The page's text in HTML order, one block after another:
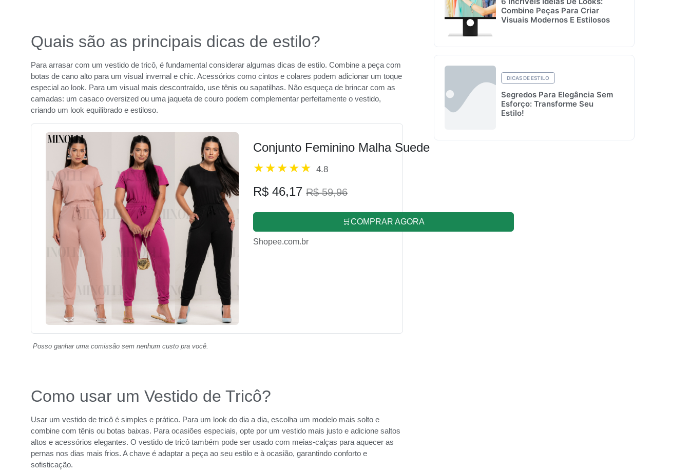
Quais são as principais dicas de estilo?
Para arrasar com um vestido de tricô, é fundamental considerar algumas dicas de estilo. Combine a peça com
botas de cano alto para um visual invernal e chic. Acessórios como cintos e colares podem adicionar um toque
especial ao look. Para um visual mais descontraído, use tênis ou sapatilhas. Não esqueça de brincar com as
camadas: um casaco oversized ou uma jaqueta de couro podem complementar perfeitamente o vestido,
criando um look equilibrado e estiloso.
Conjunto Feminino Malha Suede
4.8
R$ 46,17 R$ 59,96
🛒COMPRAR AGORA
Shopee.com.br
Posso ganhar uma comissão sem nenhum custo pra você.
Como usar um Vestido de Tricô?
Usar um vestido de tricô é simples e prático. Para um look do dia a dia, escolha um modelo mais solto e
combine com tênis ou botas baixas. Para ocasiões especiais, opte por um vestido mais justo e adicione saltos
altos e acessórios elegantes. O vestido de tricô também pode ser usado com meias-calças para aquecer as
pernas nos dias mais frios. A chave é adaptar a peça ao seu estilo e à ocasião, garantindo conforto e
sofisticação.
Combine Peças Para Criar
Visuais Modernos E Estilosos
DICAS DE ESTILO
Segredos Para Elegância Sem
Esforço: Transforme Seu
Estilo!